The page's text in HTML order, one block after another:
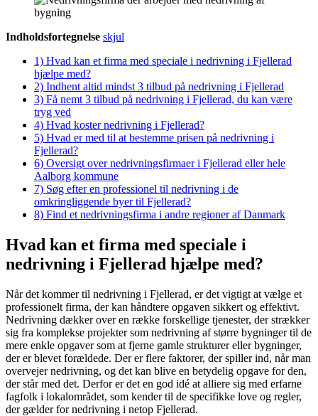
Indholdsfortegnelse skjul
1) Hvad kan et firma med speciale i nedrivning i Fjellerad
hjælpe med?
2) Indhent altid mindst 3 tilbud på nedrivning i Fjellerad
3) Få nemt 3 tilbud på nedrivning i Fjellerad, du kan være
tryg ved
4) Hvad koster nedrivning i Fjellerad?
5) Hvad er med til at bestemme prisen på nedrivning i
Fjellerad?
6) Oversigt over nedrivningsfirmaer i Fjellerad eller hele
Aalborg kommune
7) Søg efter en professionel til nedrivning i de
omkringliggende byer til Fjellerad?
8) Find et nedrivningsfirma i andre regioner af Danmark
Hvad kan et firma med speciale i
nedrivning i Fjellerad hjælpe med?
Når det kommer til nedrivning i Fjellerad, er det vigtigt at vælge et
professionelt firma, der kan håndtere opgaven sikkert og effektivt.
Nedrivning dækker over en række forskellige tjenester, der strækker
sig fra komplekse projekter som nedrivning af større bygninger til de
mere enkle opgaver som at fjerne gamle strukturer eller bygninger,
der er blevet forældede. Der er flere faktorer, der spiller ind, når man
overvejer nedrivning, og det kan blive en betydelig opgave for den,
der står med det. Derfor er det en god idé at alliere sig med erfarne
fagfolk i lokalområdet, som kender til de specifikke love og regler,
der gælder for nedrivning i netop Fjellerad.